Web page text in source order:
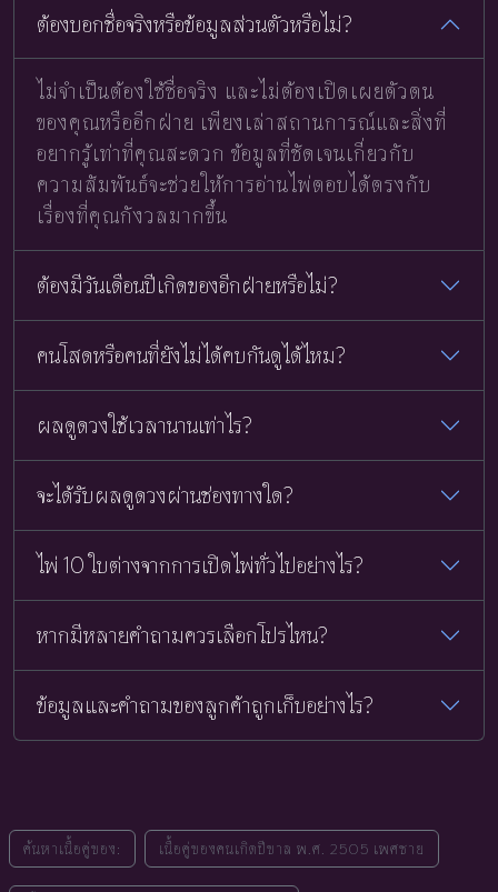
ต้องบอกชื่อจริงหรือข้อมูลส่วนตัวหรือไม่?
ไม่จำเป็นต้องใช้ชื่อจริง และไม่ต้องเปิดเผยตัวตน
ของคุณหรืออีกฝ่าย เพียงเล่าสถานการณ์และสิ่งที่
อยากรู้เท่าที่คุณสะดวก ข้อมูลที่ชัดเจนเกี่ยวกับ
ความสัมพันธ์จะช่วยให้การอ่านไพ่ตอบได้ตรงกับ
เรื่องที่คุณกังวลมากขึ้น
ต้องมีวันเดือนปีเกิดของอีกฝ่ายหรือไม่?
คนโสดหรือคนที่ยังไม่ได้คบกันดูได้ไหม?
ผลดูดวงใช้เวลานานเท่าไร?
จะได้รับผลดูดวงผ่านช่องทางใด?
ไพ่ 10 ใบต่างจากการเปิดไพ่ทั่วไปอย่างไร?
หากมีหลายคำถามควรเลือกโปรไหน?
ข้อมูลและคำถามของลูกค้าถูกเก็บอย่างไร?
ค้นหาเนื้อคู่ของ: เนื้อคู่ของคนเกิดปีขาล พ.ศ. 2505 เพศชาย